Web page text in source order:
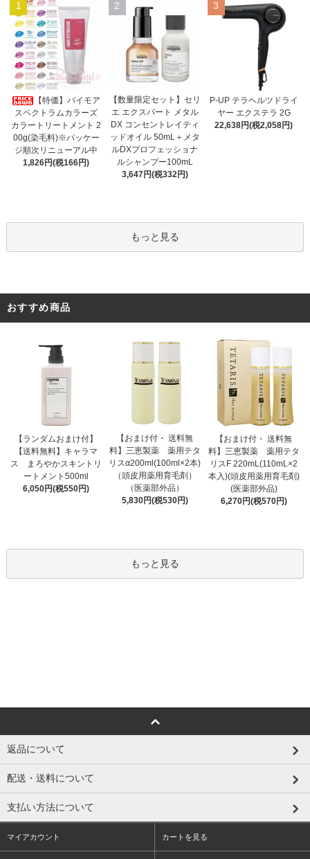
1
【特価】パイモア
スペクトラムカラーズ
カラートリートメント 2
00g(染毛料)※パッケー
ジ順次リニューアル中
1,826円(税166円)
2
【数量限定セット】セリ
エ エクスパート メタル
DX コンセントレイティ
ッドオイル 50mL＋メタ
ルDXプロフェッショナ
ルシャンプー100mL
3,647円(税332円)
3
P-UP テラヘルツドライ
ヤー エクステラ 2G
22,638円(税2,058円)
もっと見る
おすすめ商品
【ランダムおまけ付】
【送料無料】キャラマ
ス まろやかスキントリ
ートメント500ml
6,050円(税550円)
【おまけ付・ 送料無
料】三恵製薬 薬用テタ
リスα200ml(100ml×2本)
（頭皮用薬用育毛剤）
（医薬部外品）
5,830円(税530円)
【おまけ付・ 送料無
料】三恵製薬 薬用テタ
リスF 220mL(110mL×2
本入)(頭皮用薬用育毛剤)
(医薬部外品)
6,270円(税570円)
もっと見る
返品について
配送・送料について
支払い方法について
マイアカウント カートを見る